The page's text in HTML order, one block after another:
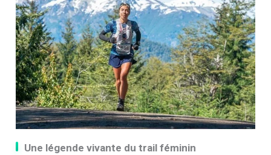
Une légende vivante du trail féminin